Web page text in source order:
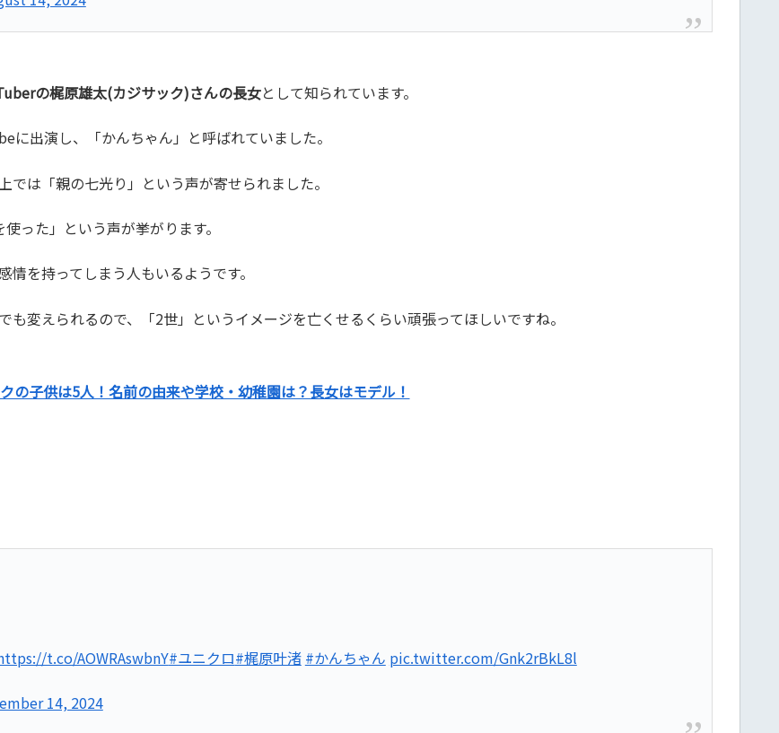
の梶原雄太(カジサック)さんの長女として知られています。
出演し、「かんちゃん」と呼ばれていました。
は「親の七光り」という声が寄せられました。
った」という声が挙がります。
を持ってしまう人もいるようです。
変えられるので、「2世」というイメージを亡くせるくらい頑張ってほしいですね。
の子供は5人！名前の由来や学校・幼稚園は？長女はモデル！
t.co/AOWRAswbnY#ユニクロ#梶原叶渚 #かんちゃん pic.twitter.com/Gnk2rBkL8l
14, 2024